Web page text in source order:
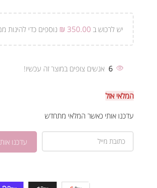
יש לרכוש ב ₪ 350.00 נוספים כדי להינות
6 אנשים צופים במוצר זה עכשיו!
המלאי אזל
עדכנו אותי כאשר המלאי מתחדש